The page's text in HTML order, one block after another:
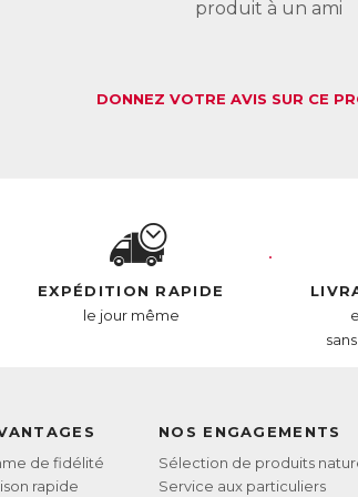
qui préserve l’huile du rancissement,
Qualité exceptionnelle :
L’huile de krill contenue dans Omega 3 rouge
Totox est extrêmement bas (inférieur à 2), ce
6382546
produit à un ami
DONNEZ VOTRE AVIS SUR CE
EXPÉDITION RAPIDE
le jour même
de fidélité
rapide
NOS ENGAGEMENTS
Sélection de produits
Service aux particuliers